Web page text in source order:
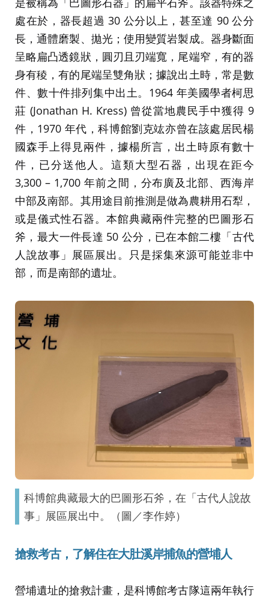
處在於，器長超過 30 公分以上，甚至達 90 公分
長，通體磨製、拋光；使用變質岩製成。器身斷面
呈略扁凸透鏡狀，圓刃且刃端寬，尾端窄，有的器
身有稜，有的尾端呈雙角狀；據說出土時，常是數
件、數十件排列集中出土。1964 年美國學者柯思
莊 (Jonathan H. Kress) 曾從當地農民手中獲得 9
件，1970 年代，科博館劉克竑亦曾在該處居民楊
國森手上得見兩件，據楊所言，出土時原有數十
件，已分送他人。這類大型石器，出現在距今
3,300 – 1,700 年前之間，分布廣及北部、西海岸
中部及南部。其用途目前推測是做為農耕用石犁，
或是儀式性石器。本館典藏兩件完整的巴圖形石
斧，最大一件長達 50 公分，已在本館二樓「古代
人說故事」展區展出。只是採集來源可能並非中
部，而是南部的遺址。
科博館典藏最大的巴圖形石斧，在「古代人說故
事」展區展出中。（圖／李作婷）
搶救考古，了解住在大肚溪岸捕魚的營埔人
營埔遺址的搶救計畫，是科博館考古隊這兩年執行